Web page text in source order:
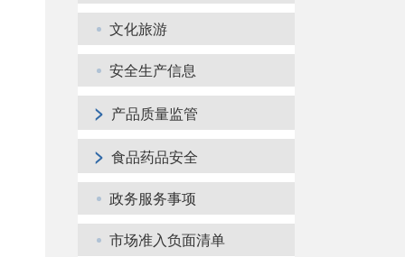
文化旅游
安全生产信息
> 产品质量监管
> 食品药品安全
政务服务事项
市场准入负面清单